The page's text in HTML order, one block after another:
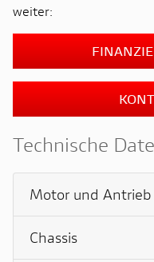
Technische
Motor und Antrieb
Chassis
weiter: